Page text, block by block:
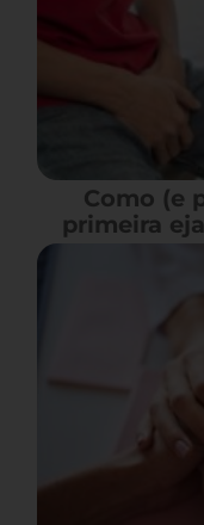
Como (e
primeira